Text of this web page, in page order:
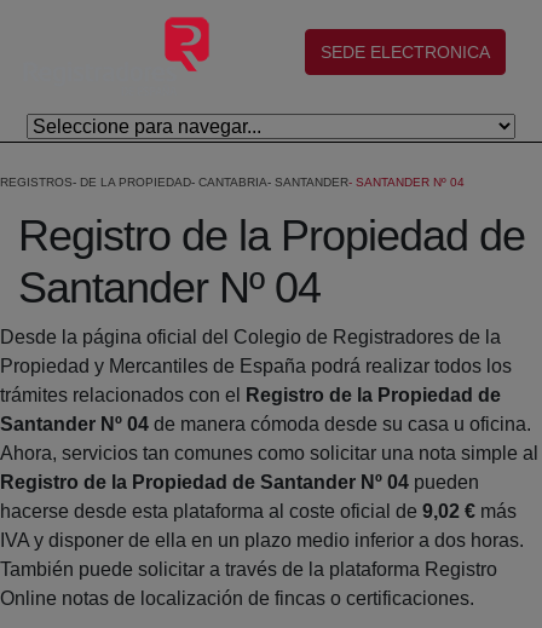
Skip to Main Content
(abre en nueva ventana)
SEDE ELECTRONICA
REGISTROS DE LA PROPIEDAD CANTABRIA SANTANDER SANTANDER Nº 04
Registro de la Propiedad de
Santander Nº 04
Desde la página oficial del Colegio de Registradores de la
Propiedad y Mercantiles de España podrá realizar todos los
trámites relacionados con el
Registro de la Propiedad de
Santander Nº 04 de manera cómoda desde su casa u oficina.
Ahora, servicios tan comunes como solicitar una nota simple al
Registro de la Propiedad de Santander Nº 04 pueden
hacerse desde esta plataforma al coste oficial de 9,02 € más
IVA y disponer de ella en un plazo medio inferior a dos horas.
También puede solicitar a través de la plataforma Registro
Online notas de localización de fincas o certificaciones.